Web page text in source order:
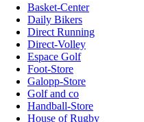
Basket-Center
Daily Bikers
Direct Running
Direct-Volley
Espace Golf
Foot-Store
Galopp-Store
Golf and co
Handball-Store
House of Rugby